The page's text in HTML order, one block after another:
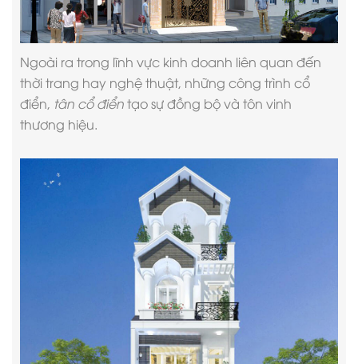
Ngoài ra trong lĩnh vực kinh doanh liên quan đến
thời trang hay nghệ thuật, những công trình cổ
điển, tân cổ điểntạo sự đồng bộ và tôn vinh
thương hiệu.